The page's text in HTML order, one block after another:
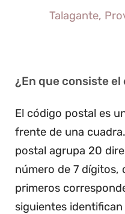
Talagante,
¿En que consiste
El código postal es
frente de una
postal agrupa 20
número de 7 dígitos,
primeros
siguientes